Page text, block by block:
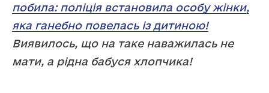
побила: поліція встановила особу жінки,
яка ганебно повелась із дитиною!
Виявилось, що на таке наважилась не
мати, а рідна бабуся хлопчика!